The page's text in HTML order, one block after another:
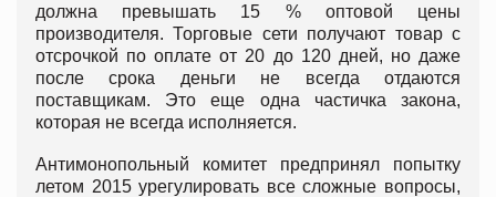
должна превышать 15 % оптовой цены
производителя. Торговые сети получают товар с
отсрочкой по оплате от 20 до 120 дней, но даже
после срока деньги не всегда отдаются
поставщикам. Это еще одна частичка закона,
которая не всегда исполняется.
Антимонопольный комитет предпринял попытку
летом 2015 урегулировать все сложные вопросы,